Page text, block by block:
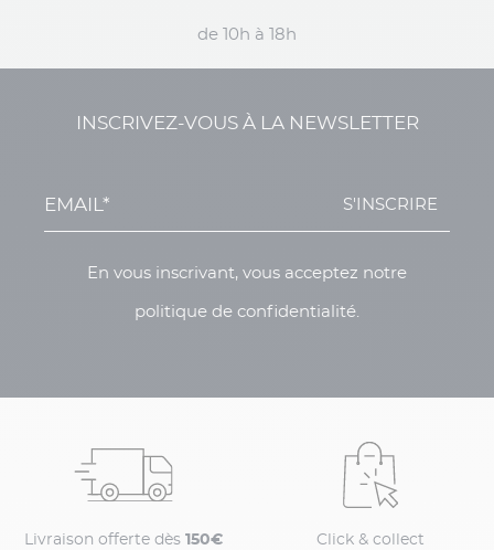
de 10h à 18h
INSCRIVEZ-VOUS À LA NEWSLETTER
S'INSCRIRE
En vous inscrivant, vous acceptez notre
politique de confidentialité.
Livraison offerte dès 150€ Click & collect